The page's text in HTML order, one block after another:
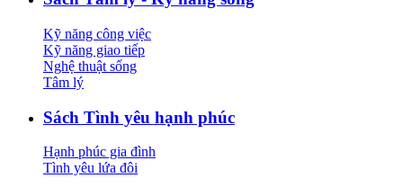
Kỹ năng công việc
Kỹ năng giao tiếp
Nghệ thuật sống
Tâm lý
Sách Tình yêu hạnh phúc
Hạnh phúc gia đình
Tình yêu lứa đôi